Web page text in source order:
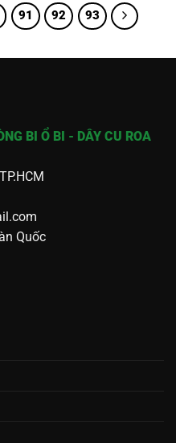
91 92 93
BI Ổ BI - DÂY CU ROA
Quốc